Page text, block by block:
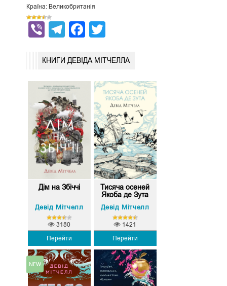
Країна: Великобританія
ViberTelegram
Facebook
КНИГИ ДЕВІДА МІТЧЕЛЛА
Дім на Збіччі
Девід Мітчелл
Перейти
3180
Тисяча осеней
Якоба де Зута
Девід Мітчелл
Перейти
1421